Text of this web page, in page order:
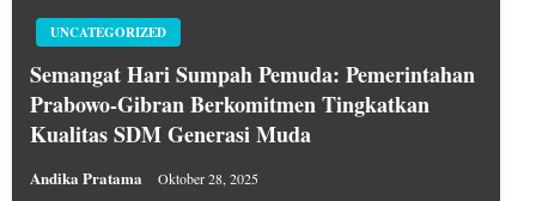
UNCATEGORIZED
Semangat Hari Sumpah Pemuda: Pemerintahan
Prabowo-Gibran Berkomitmen Tingkatkan
Kualitas SDM Generasi Muda
Andika Pratama Oktober 28, 2025